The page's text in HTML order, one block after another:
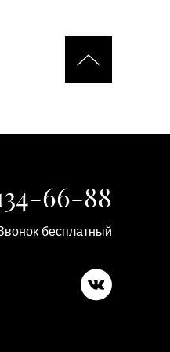
66-88
бесплатный